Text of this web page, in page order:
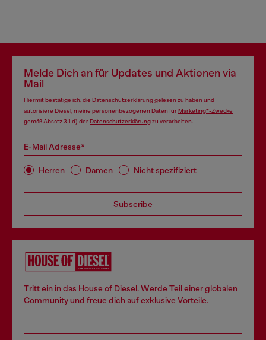
Melde Dich an für Updates und Aktionen via
Mail
Hiermit bestätige ich, die Datenschutzerklärunggelesen zu haben und
autorisiere Diesel, meine personenbezogenen Daten fürMarketing*-Zwecke
gemäß Absatz 3.1 d) derDatenschutzerklärungzu verarbeiten.
E-Mail Adresse*
Herren Damen Nicht spezifiziert
Subscribe
Tritt ein in das House of Diesel. Werde Teil einer globalen
Community und freue dich auf exklusive Vorteile.